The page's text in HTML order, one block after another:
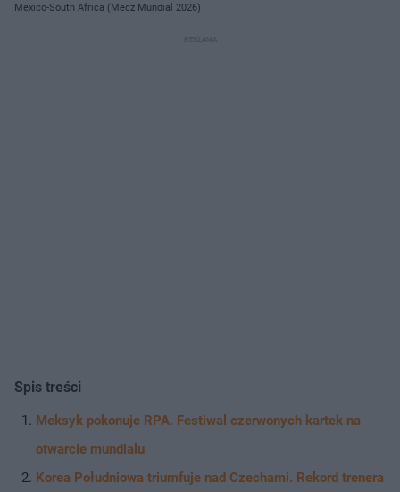
Mexico-South Africa (Mecz Mundial 2026)
Spis treści
Meksyk pokonuje RPA. Festiwal czerwonych kartek na
otwarcie mundialu
Korea Południowa triumfuje nad Czechami. Rekord trenera